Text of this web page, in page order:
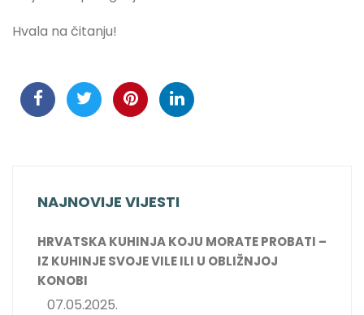
Hvala na čitanju!
NAJNOVIJE VIJESTI
HRVATSKA KUHINJA KOJU MORATE PROBATI –
IZ KUHINJE SVOJE VILE ILI U OBLIŽNJOJ
KONOBI
07.05.2025.